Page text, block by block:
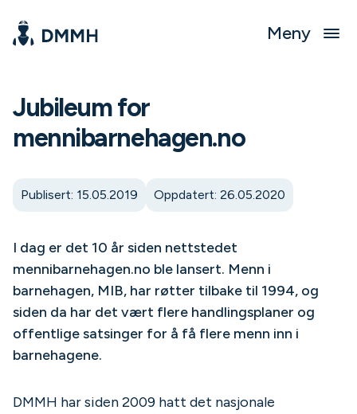
Meny
Jubileum for
mennibarnehagen.no
Publisert: 15.05.2019 Oppdatert: 26.05.2020
I dag er det 10 år siden nettstedet
mennibarnehagen.no ble lansert. Menn i
barnehagen, MIB, har røtter tilbake til 1994, og
siden da har det vært flere handlingsplaner og
offentlige satsinger for å få flere menn inn i
barnehagene.
DMMH har siden 2009 hatt det nasjonale